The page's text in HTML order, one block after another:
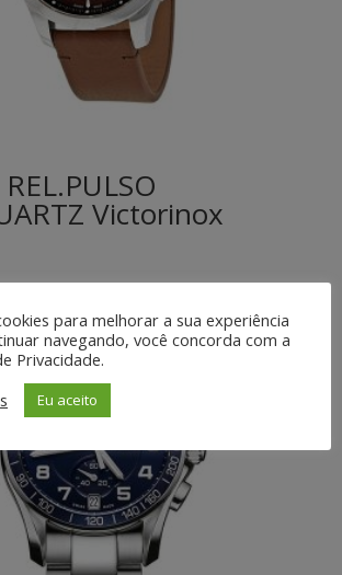
Victorinox
para melhorar a sua experiência
navegando, você concorda com a
Privacidade.
Eu aceito